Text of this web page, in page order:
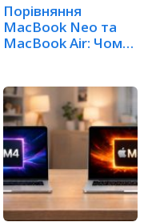
Порівняння
MacBook Neo та
MacBook Air: Чому